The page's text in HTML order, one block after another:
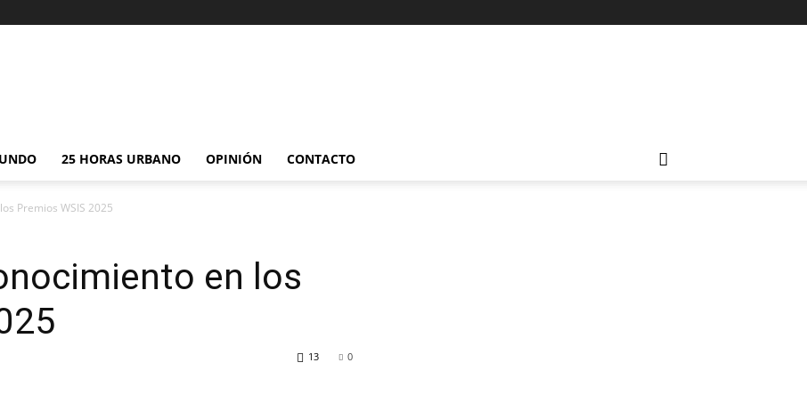
25 HORAS URBANO OPINIÓN CONTACTO
Premios WSIS 2025
en los
0
13